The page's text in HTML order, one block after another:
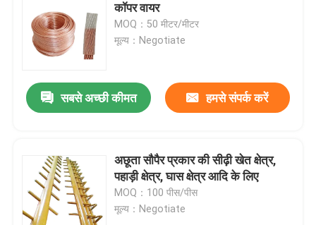
उत्पाद
वीडियो
हमारे बारे में
गुणवत्ता नियंत्रण
कॉपर वायर
MOQ：50 मीटर/मीटर
मूल्य：Negotiate
सबसे अच्छी कीमत हमसे संपर्क करें
अछूता सौपैर प्रकार की सीढ़ी खेत क्षेत्र,
पहाड़ी क्षेत्र, घास क्षेत्र आदि के लिए
MOQ：100 पीस/पीस
मूल्य：Negotiate